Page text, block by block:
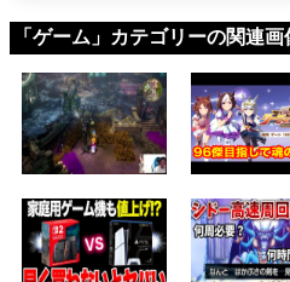
「ゲーム」カテゴリーの関連画